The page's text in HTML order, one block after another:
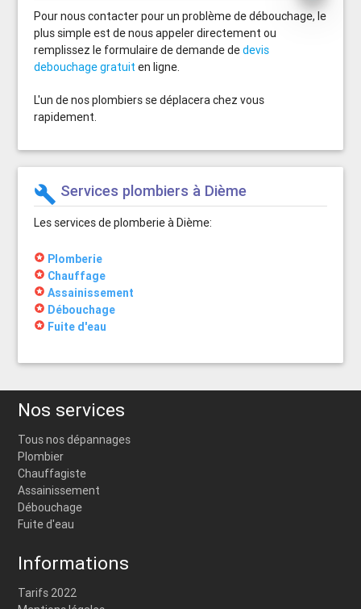
Pour nous contacter pour un problème de débouchage, le
plus simple est de nous appeler directement ou
remplissez le formulaire de demande dedevis
debouchage gratuit en ligne.
L'un de nos plombiers se déplacera chez vous
rapidement.
build Services plombiers à Dième
Les services de plomberie à Dième:
stars Plomberie
stars Chauffage
stars Assainissement
stars Débouchage
stars Fuite d'eau
Nos services
Tous nos dépannages
Plombier
Chauffagiste
Assainissement
Débouchage
Fuite d'eau
Informations
Tarifs 2022